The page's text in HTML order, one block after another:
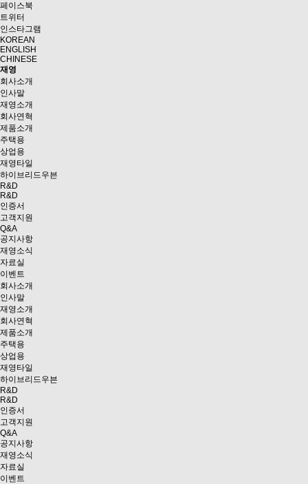
페이스북
트위터
인스타그램
KOREAN
ENGLISH
CHINESE
재영
회사소개
인사말
재영소개
회사연혁
제품소개
주택용
상업용
재영타일
하이브리드우븐
R&D
R&D
인증서
고객지원
Q&A
공지사항
재영소식
자료실
이벤트
회사소개
인사말
재영소개
회사연혁
제품소개
주택용
상업용
재영타일
하이브리드우븐
R&D
R&D
인증서
고객지원
Q&A
공지사항
재영소식
자료실
이벤트